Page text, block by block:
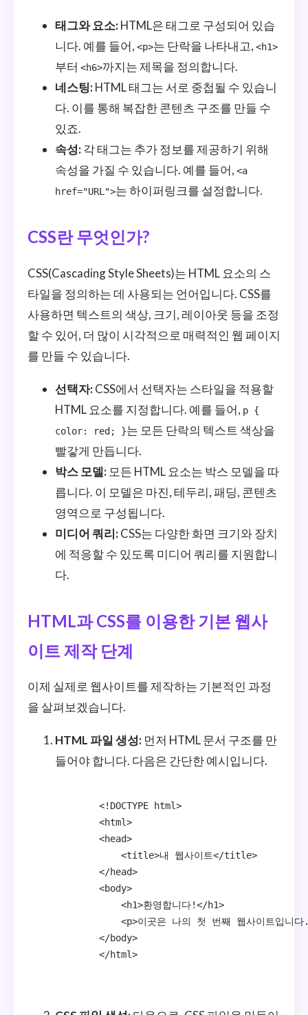
태그와 요소: HTML은 태그로 구성되어 있습
니다. 예를 들어, <p>는 단락을 나타내고, <h1>
부터 <h6>까지는 제목을 정의합니다.
네스팅: HTML 태그는 서로 중첩될 수 있습니
다. 이를 통해 복잡한 콘텐츠 구조를 만들 수
있죠.
속성: 각 태그는 추가 정보를 제공하기 위해
속성을 가질 수 있습니다. 예를 들어, <a
href="URL">는 하이퍼링크를 설정합니다.
CSS란 무엇인가?
CSS(Cascading Style Sheets)는 HTML 요소의 스
타일을 정의하는 데 사용되는 언어입니다. CSS를
사용하면 텍스트의 색상, 크기, 레이아웃 등을 조정
할 수 있어, 더 많이 시각적으로 매력적인 웹 페이지
를 만들 수 있습니다.
선택자: CSS에서 선택자는 스타일을 적용할
HTML 요소를 지정합니다. 예를 들어, p {
color: red; }는 모든 단락의 텍스트 색상을
빨갛게 만듭니다.
박스 모델: 모든 HTML 요소는 박스 모델을 따
릅니다. 이 모델은 마진, 테두리, 패딩, 콘텐츠
영역으로 구성됩니다.
미디어 쿼리: CSS는 다양한 화면 크기와 장치
에 적응할 수 있도록 미디어 쿼리를 지원합니
다.
HTML과 CSS를 이용한 기본 웹사
이트 제작 단계
이제 실제로 웹사이트를 제작하는 기본적인 과정
을 살펴보겠습니다.
HTML 파일 생성: 먼저 HTML 문서 구조를 만
들어야 합니다. 다음은 간단한 예시입니다.
        <!DOCTYPE html>
        <html>
        <head>
            <title>내 웹사이트</title>
        </head>
        <body>
            <h1>환영합니다!</h1>
<p>이곳은 나의 첫 번째 웹사이트입니다
        </body>
        </html>